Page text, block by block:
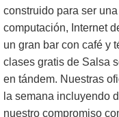
construido para ser
computación, Internet
un gran bar con café y
clases gratis de Salsa
en tándem. Nuestras
la semana incluyendo
nuestro compromiso